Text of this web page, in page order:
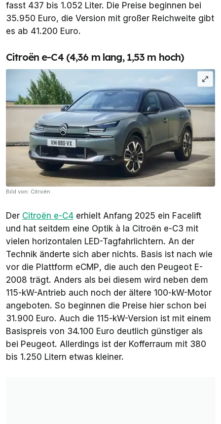
fasst 437 bis 1.052 Liter. Die Preise beginnen bei
35.950 Euro, die Version mit großer Reichweite gibt
es ab 41.200 Euro.
Citroën e-C4 (4,36 m lang, 1,53 m hoch)
Bild von: Citroën
Der Citroën e-C4 erhielt Anfang 2025 ein Facelift
und hat seitdem eine Optik à la Citroën e-C3 mit
vielen horizontalen LED-Tagfahrlichtern. An der
Technik änderte sich aber nichts. Basis ist nach wie
vor die Plattform eCMP, die auch den Peugeot E-
2008 trägt. Anders als bei diesem wird neben dem
115-kW-Antrieb auch noch der ältere 100-kW-Motor
angeboten. So beginnen die Preise hier schon bei
31.900 Euro. Auch die 115-kW-Version ist mit einem
Basispreis von 34.100 Euro deutlich günstiger als
bei Peugeot. Allerdings ist der Kofferraum mit 380
bis 1.250 Litern etwas kleiner.